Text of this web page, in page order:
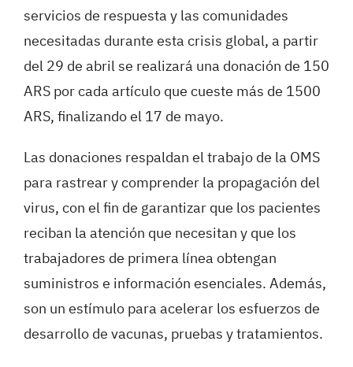
servicios de respuesta y las comunidades
necesitadas durante esta crisis global, a partir
del 29 de abril se realizará una donación de 150
ARS por cada artículo que cueste más de 1500
ARS, finalizando el 17 de mayo.
Las donaciones respaldan el trabajo de la OMS
para rastrear y comprender la propagación del
virus, con el fin de garantizar que los pacientes
reciban la atención que necesitan y que los
trabajadores de primera línea obtengan
suministros e información esenciales. Además,
son un estímulo para acelerar los esfuerzos de
desarrollo de vacunas, pruebas y tratamientos.